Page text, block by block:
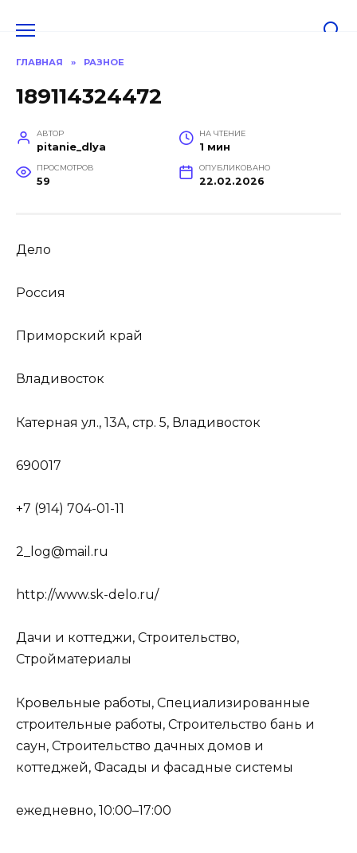
ГЛАВНАЯ » РАЗНОЕ
189114324472
АВТОР
pitanie_dlya
НА ЧТЕНИЕ
1 мин
ПРОСМОТРОВ
59
ОПУБЛИКОВАНО
22.02.2026
Дело
Россия
Приморский край
Владивосток
Катерная ул., 13А, стр. 5, Владивосток
690017
+7 (914) 704-01-11
2_log@mail.ru
http://www.sk-delo.ru/
Дачи и коттеджи, Строительство,
Стройматериалы
Кровельные работы, Специализированные
строительные работы, Строительство бань и
саун, Строительство дачных домов и
коттеджей, Фасады и фасадные системы
ежедневно, 10:00–17:00